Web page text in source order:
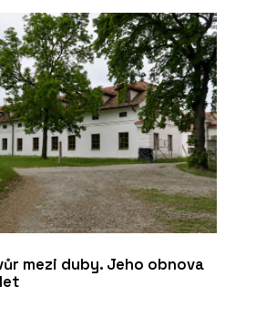
mezi duby. Jeho obnova